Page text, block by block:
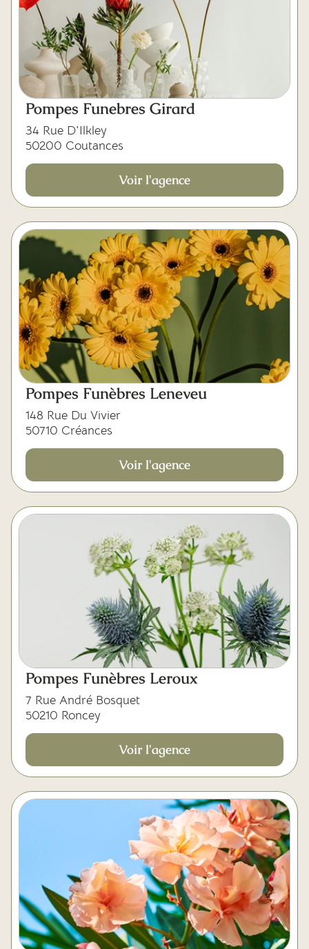
Pompes Funebres Girard
34 Rue D'Ilkley
50200 Coutances
Voir l'agence
Pompes Funèbres Leneveu
148 Rue Du Vivier
50710 Créances
Voir l'agence
Pompes Funèbres Leroux
7 Rue André Bosquet
50210 Roncey
Voir l'agence